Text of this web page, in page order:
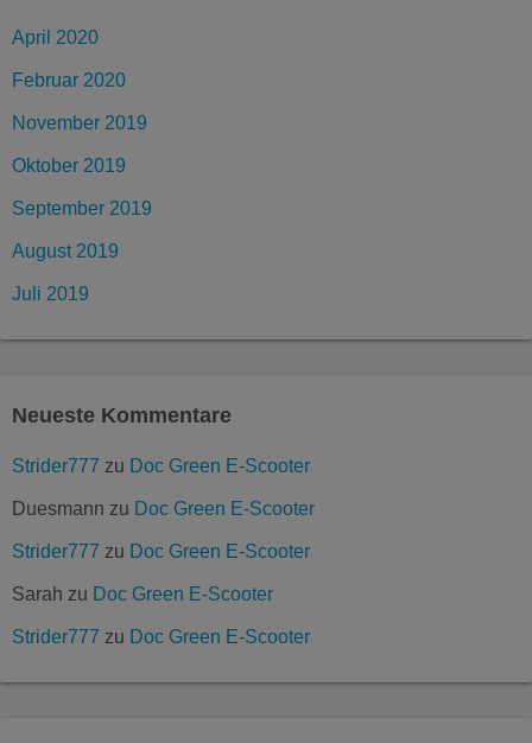
April 2020
Februar 2020
November 2019
Oktober 2019
September 2019
August 2019
Juli 2019
Neueste Kommentare
Strider777 zu Doc Green E-Scooter
Duesmann zu Doc Green E-Scooter
Strider777 zu Doc Green E-Scooter
Sarah zu Doc Green E-Scooter
Strider777 zu Doc Green E-Scooter